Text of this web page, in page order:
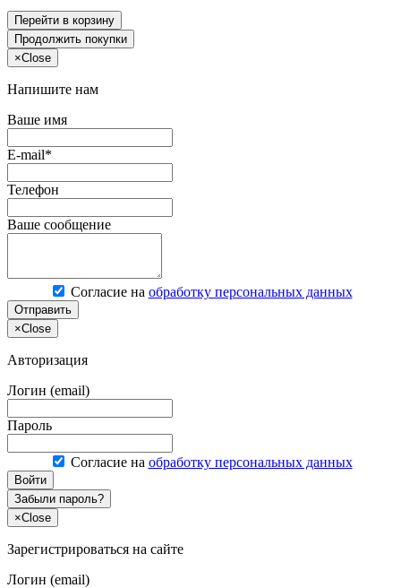
Перейти в корзину
Продолжить покупки
×Close
Напишите нам
Ваше имя
E-mail*
Телефон
Ваше сообщение
Согласие на обработку персональных данных
Отправить
×Close
Авторизация
Логин (email)
Пароль
Согласие на обработку персональных данных
Войти
Забыли пароль?
×Close
Зарегистрироваться на сайте
Логин (email)